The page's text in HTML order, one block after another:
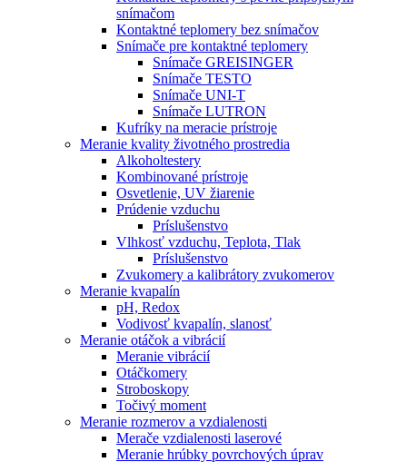
snímačom
Kontaktné teplomery bez snímačov
Snímače pre kontaktné teplomery
Snímače GREISINGER
Snímače TESTO
Snímače UNI-T
Snímače LUTRON
Kufríky na meracie prístroje
Meranie kvality životného prostredia
Alkoholtestery
Kombinované prístroje
Osvetlenie, UV žiarenie
Prúdenie vzduchu
Príslušenstvo
Vlhkosť vzduchu, Teplota, Tlak
Príslušenstvo
Zvukomery a kalibrátory zvukomerov
Meranie kvapalín
pH, Redox
Vodivosť kvapalín, slanosť
Meranie otáčok a vibrácií
Meranie vibrácií
Otáčkomery
Stroboskopy
Točivý moment
Meranie rozmerov a vzdialenosti
Merače vzdialenosti laserové
Meranie hrúbky povrchových úprav